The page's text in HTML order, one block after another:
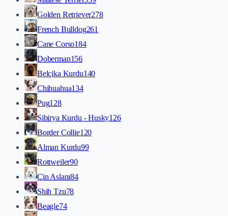
Golden Retriever278
French Bulldog261
Cane Corso184
Doberman156
Belçika Kurdu140
Chihuahua134
Pug128
Sibirya Kurdu - Husky126
Border Collie120
Alman Kurdu99
Rottweiler90
Çin Aslanı84
Shih Tzu78
Beagle74